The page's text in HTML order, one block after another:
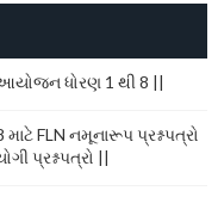
ધોરણ 1 થી 8 ||
FLN નમૂનારૂપ પ્રશ્નપત્રો
પ્રશ્નપત્રો ||